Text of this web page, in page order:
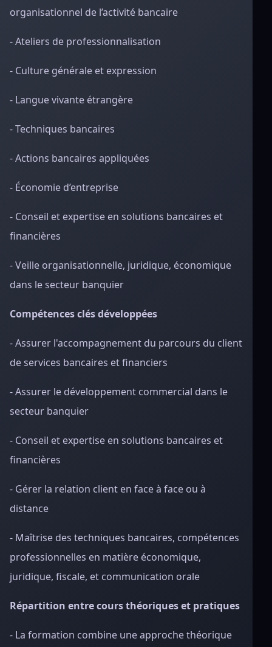
organisationnel de l’activité bancaire
- Ateliers de professionnalisation
- Culture générale et expression
- Langue vivante étrangère
- Techniques bancaires
- Actions bancaires appliquées
- Économie d’entreprise
- Conseil et expertise en solutions bancaires et
financières
- Veille organisationnelle, juridique, économique
dans le secteur banquier
Compétences clés développées
- Assurer l'accompagnement du parcours du client
de services bancaires et financiers
- Assurer le développement commercial dans le
secteur banquier
- Conseil et expertise en solutions bancaires et
financières
- Gérer la relation client en face à face ou à
distance
- Maîtrise des techniques bancaires, compétences
professionnelles en matière économique,
juridique, fiscale, et communication orale
Répartition entre cours théoriques et pratiques
- La formation combine une approche théorique